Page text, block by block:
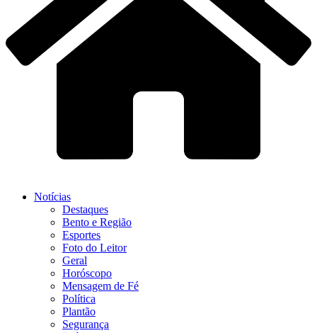
Notícias
Destaques
Bento e Região
Esportes
Foto do Leitor
Geral
Horóscopo
Mensagem de Fé
Política
Plantão
Segurança